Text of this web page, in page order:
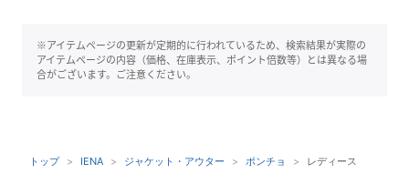
※アイテムページの更新が定期的に行われているため、検索結果が実際の
アイテムページの内容（価格、在庫表示、ポイント倍数等）とは異なる場
合がございます。ご注意ください。
トップ IENA ジャケット・アウター ポンチョ レディース